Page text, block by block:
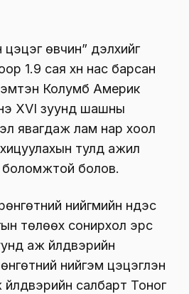
өвчин” дэлхийг
1.9 сая хүн нас барсан
Колумб Америк
XVI зуунд шашны
явагдаж лам нар хоол
тулд ажил
болов.
нийгмийн үндэс
төлөөх сонир­хол эрс
аж үйлдвэрийн
нийгэм цэцэглэн
салбарт Тоног